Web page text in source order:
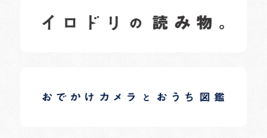
日常の様子など随時更新中です。
日常の様子など随時更新中です。